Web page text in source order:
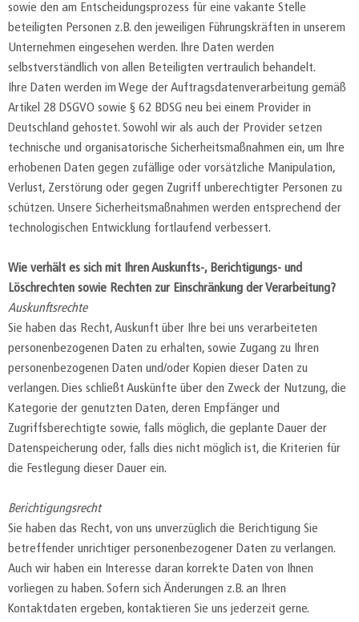
sowie den am Entscheidungsprozess für eine vakante Stelle
beteiligten Personen z.B. den jeweiligen Führungskräften in unserem
Unternehmen eingesehen werden. Ihre Daten werden
selbstverständlich von allen Beteiligten vertraulich behandelt.
Ihre Daten werden im Wege der Auftragsdatenverarbeitung gemäß
Artikel 28 DSGVO sowie § 62 BDSG neu bei einem Provider in
Deutschland gehostet. Sowohl wir als auch der Provider setzen
technische und organisatorische Sicherheitsmaßnahmen ein, um Ihre
erhobenen Daten gegen zufällige oder vorsätzliche Manipulation,
Verlust, Zerstörung oder gegen Zugriff unberechtigter Personen zu
schützen. Unsere Sicherheitsmaßnahmen werden entsprechend der
technologischen Entwicklung fortlaufend verbessert.
Wie verhält es sich mit Ihren Auskunfts-, Berichtigungs- und
Löschrechten sowie Rechten zur Einschränkung der Verarbeitung?
Auskunftsrechte
Sie haben das Recht, Auskunft über Ihre bei uns verarbeiteten
personenbezogenen Daten zu erhalten, sowie Zugang zu Ihren
personenbezogenen Daten und/oder Kopien dieser Daten zu
verlangen. Dies schließt Auskünfte über den Zweck der Nutzung, die
Kategorie der genutzten Daten, deren Empfänger und
Zugriffsberechtigte sowie, falls möglich, die geplante Dauer der
Datenspeicherung oder, falls dies nicht möglich ist, die Kriterien für
die Festlegung dieser Dauer ein.
Berichtigungsrecht
Sie haben das Recht, von uns unverzüglich die Berichtigung Sie
betreffender unrichtiger personenbezogener Daten zu verlangen.
Auch wir haben ein Interesse daran korrekte Daten von Ihnen
vorliegen zu haben. Sofern sich Änderungen z.B. an Ihren
Kontaktdaten ergeben, kontaktieren Sie uns jederzeit gerne.